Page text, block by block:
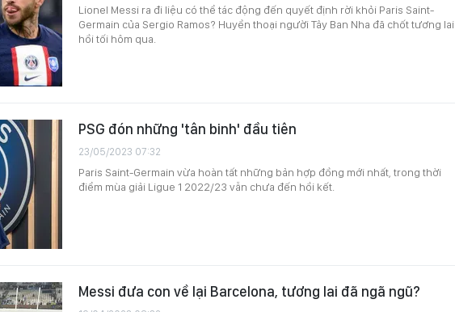
Lionel Messi ra đi liệu có thể tác động đến quyết định rời khỏi Paris Saint-
Germain của Sergio Ramos? Huyền thoại người Tây Ban Nha đã chốt tương lai
hồi tối hôm qua.
PSG đón những 'tân binh' đầu tiên
23/05/2023 07:32
Paris Saint-Germain vừa hoàn tất những bản hợp đồng mới nhất, trong thời
điểm mùa giải Ligue 1 2022/23 vẫn chưa đến hồi kết.
Messi đưa con về lại Barcelona, tương lai đã ngã ngũ?